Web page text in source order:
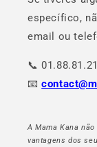
específico,
email ou
📞
📧
A Mama Kana
vantagens dos